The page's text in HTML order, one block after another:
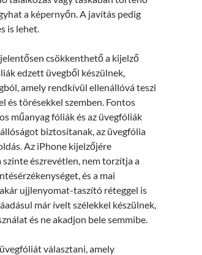
a képernyőn. A javítás pedig
is lehet.
csökkenthető a kijelző
edzett üvegből készülnek,
amely rendkívül ellenállóvá teszi
és törésekkel szemben. Fontos
műanyag fóliák és az üvegfóliák
biztosítanak, az üvegfólia
Az iPhone kijelzőjére
észrevétlen, nem torzítja a
és a mai
ujjlenyomat-taszító réteggel is
már ívelt szélekkel készülnek,
és ne akadjon bele semmibe.
választani, amely